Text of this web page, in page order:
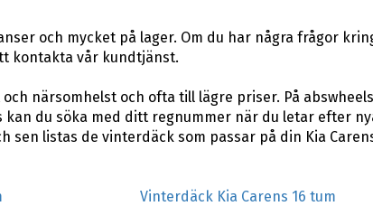
och mycket på lager. Om du har några frågor
kontakta vår kundtjänst.
närsomhelst och ofta till lägre priser. På
du söka med ditt regnummer när du letar efter
listas de vinterdäck som passar på din Kia
Vinterdäck Kia Carens 16 tum